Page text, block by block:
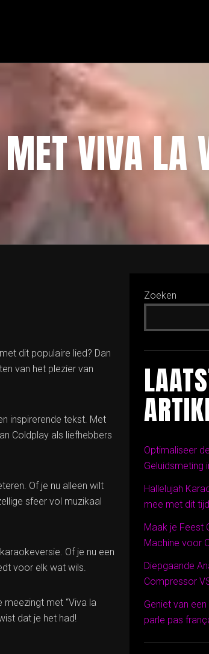
VIVA LA
dit populaire lied? Dan
van het plezier van
inspirerende tekst. Met
Coldplay als liefhebbers
Of je nu alleen wilt
sfeer vol muzikaal
Of je nu een
voor elk wat wils.
met “Viva la
dat je het had!
Zoeken
Optimaliseer
Geluidsmeting
Hallelujah
mee met dit
Maak je Feest
Machine voor
Diepgaande
Compressor
Geniet van
parle pas